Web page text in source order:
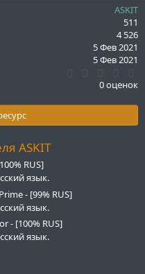
ASKIT
511
4 526
5 Фев 2021
5 Фев 2021
0
0
в
0 оценок
ASKIT
RUS]
язык.
- [99% RUS]
язык.
- [100% RUS]
язык.